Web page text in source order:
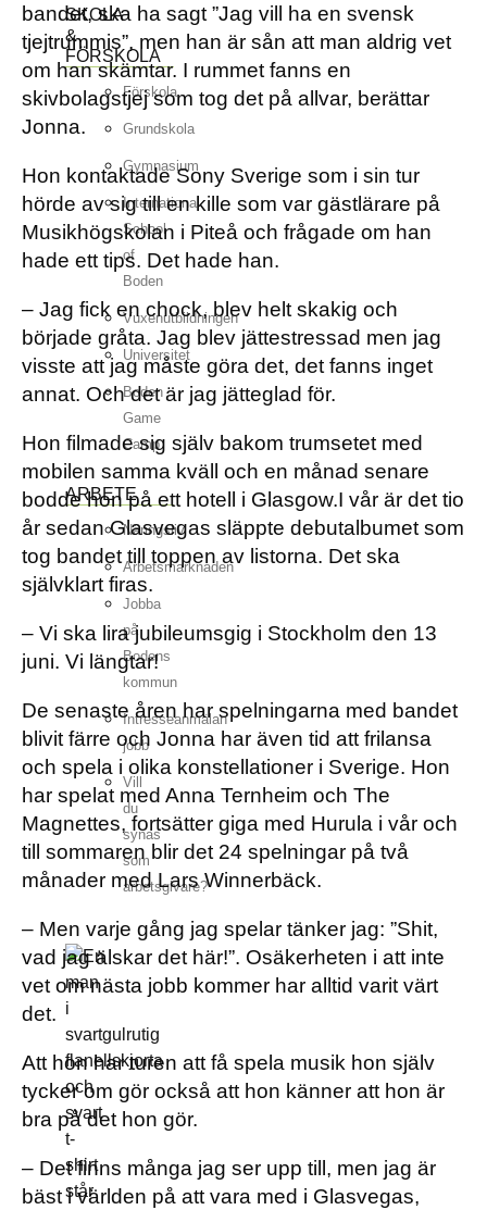
SKOLA
&
FÖRSKOLA
Förskola
Grundskola
Gymnasium
International
School
of
Boden
Vuxenutbildningen
Universitet
Boden
Game
Camp
ARBETE
Näringsliv
Arbetsmarknaden
Jobba
på
Bodens
kommun
Intresseanmälan
jobb
Vill
du
synas
som
arbetsgivare?
bandet, ska ha sagt ”Jag vill ha en svensk
tjejtrummis”, men han är sån att man aldrig vet
om han skämtar. I rummet fanns en
skivbolagstjej som tog det på allvar, berättar
Jonna.
Hon kontaktade Sony Sverige som i sin tur
hörde av sig till en kille som var gästlärare på
Musikhögskolan i Piteå och frågade om han
hade ett tips. Det hade han.
– Jag fick en chock, blev helt skakig och
började gråta. Jag blev jättestressad men jag
visste att jag måste göra det, det fanns inget
annat. Och det är jag jätteglad för.
Hon filmade sig själv bakom trumsetet med
mobilen samma kväll och en månad senare
bodde hon på ett hotell i Glasgow.I vår är det tio
år sedan Glasvegas släppte debutalbumet som
tog bandet till toppen av listorna. Det ska
självklart firas.
– Vi ska lira jubileumsgig i Stockholm den 13
juni. Vi längtar!
De senaste åren har spelningarna med bandet
blivit färre och Jonna har även tid att frilansa
och spela i olika konstellationer i Sverige. Hon
har spelat med Anna Ternheim och The
Magnettes, fortsätter giga med Hurula i vår och
till sommaren blir det 24 spelningar på två
månader med Lars Winnerbäck.
– Men varje gång jag spelar tänker jag: ”Shit,
vad jag älskar det här!”. Osäkerheten i att inte
vet om nästa jobb kommer har alltid varit värt
det.
Att hon har turen att få spela musik hon själv
tycker om gör också att hon känner att hon är
bra på det hon gör.
– Det finns många jag ser upp till, men jag är
bäst i världen på att vara med i Glasvegas,